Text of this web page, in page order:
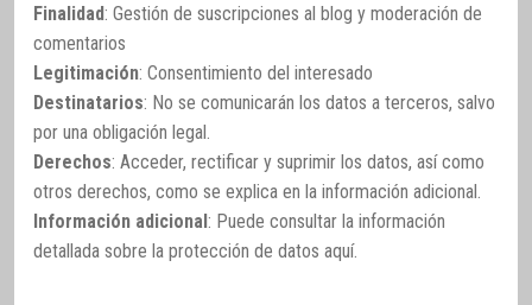
Finalidad: Gestión de suscripciones al blog y moderación de
comentarios
Legitimación: Consentimiento del interesado
Destinatarios: No se comunicarán los datos a terceros, salvo
por una obligación legal.
Derechos: Acceder, rectificar y suprimir los datos, así como
otros derechos, como se explica en la información adicional.
Información adicional: Puede consultar la información
detallada sobre la protección de datos aquí.